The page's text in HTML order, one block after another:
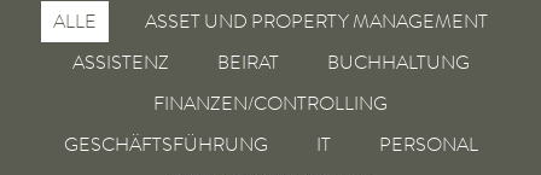
ALLE
ASSET UND PROPERTY MANAGEMENT
ASSISTENZ
BEIRAT
BUCHHALTUNG
FINANZEN/CONTROLLING
GESCHÄFTSFÜHRUNG
IT
PERSONAL